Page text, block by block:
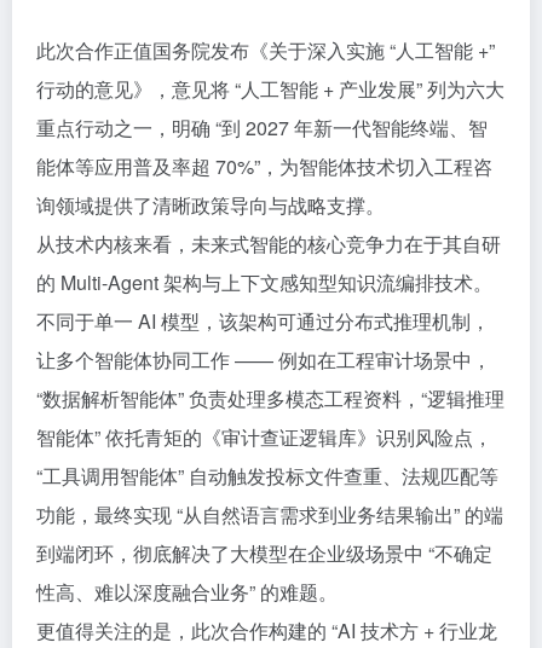
此次合作正值国务院发布《关于深入实施 “人工智能 +”
行动的意见》，意见将 “人工智能 + 产业发展” 列为六大
重点行动之一，明确 “到 2027 年新一代智能终端、智
能体等应用普及率超 70%”，为智能体技术切入工程咨
询领域提供了清晰政策导向与战略支撑。
从技术内核来看，未来式智能的核心竞争力在于其自研
的 Multi-Agent 架构与上下文感知型知识流编排技术。
不同于单一 AI 模型，该架构可通过分布式推理机制，
让多个智能体协同工作 —— 例如在工程审计场景中，
“数据解析智能体” 负责处理多模态工程资料，“逻辑推理
智能体” 依托青矩的《审计查证逻辑库》识别风险点，
“工具调用智能体” 自动触发投标文件查重、法规匹配等
功能，最终实现 “从自然语言需求到业务结果输出” 的端
到端闭环，彻底解决了大模型在企业级场景中 “不确定
性高、难以深度融合业务” 的难题。
更值得关注的是，此次合作构建的 “AI 技术方 + 行业龙